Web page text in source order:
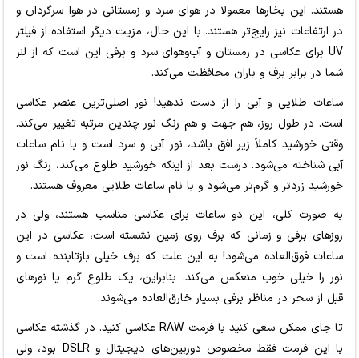
هستند. این بخارها معمولا در هوای سرد و زمستانی در هوا سرگردان و
در ارتفاعات نیز رایج‌تر هستند. با این حال، مزیت دیگر استفاده از فیلتر
UV برای عکاسی در زمستان و آب‌وهوای سرد و برفی این است که از لنز
شما در برابر برف و باران محافظت می‌کند.
ساعات طلایی و آبی را از دست ندهید! نور اصلی‌ترین عنصر عکاسی
است. در طول روز، هم جهت و هم رنگ نور چندین مرتبه تغییر می‌کند.
وقتی خورشید کاملاً زیر افق باشد، نور آبی و سرد است و با نام ساعات
آبی شناخته می‌شود. درست بعد از اینکه خورشید طلوع می‌کند، رنگ نور
خورشید زردتر و گرم‌تر می‌شود و با نام ساعات طلایی معروف هستند.
به صورت کلی، این دو ساعات برای عکاسی مناسب هستند، ولی در
روزهای برفی و زمانی که برف روی زمین نشسته است، عکاسی در این
ساعات فوق‌العاده می‌شود! به این علت که برف خیلی بازتابنده است و
نور را خیلی خوب منعکس می‌کند. بنابراین، یک طلوع گرم یا نورهای
قبل از سحر در مناظر برفی بسیار خارق‌العاده می‌شوند.
تا جای ممکن سعی کنید با فرمت RAW عکاسی کنید. در گذشته عکاسی
با این فرمت فقط مخصوص دوربین‌های دیجیتال و DSLR بود، ولی